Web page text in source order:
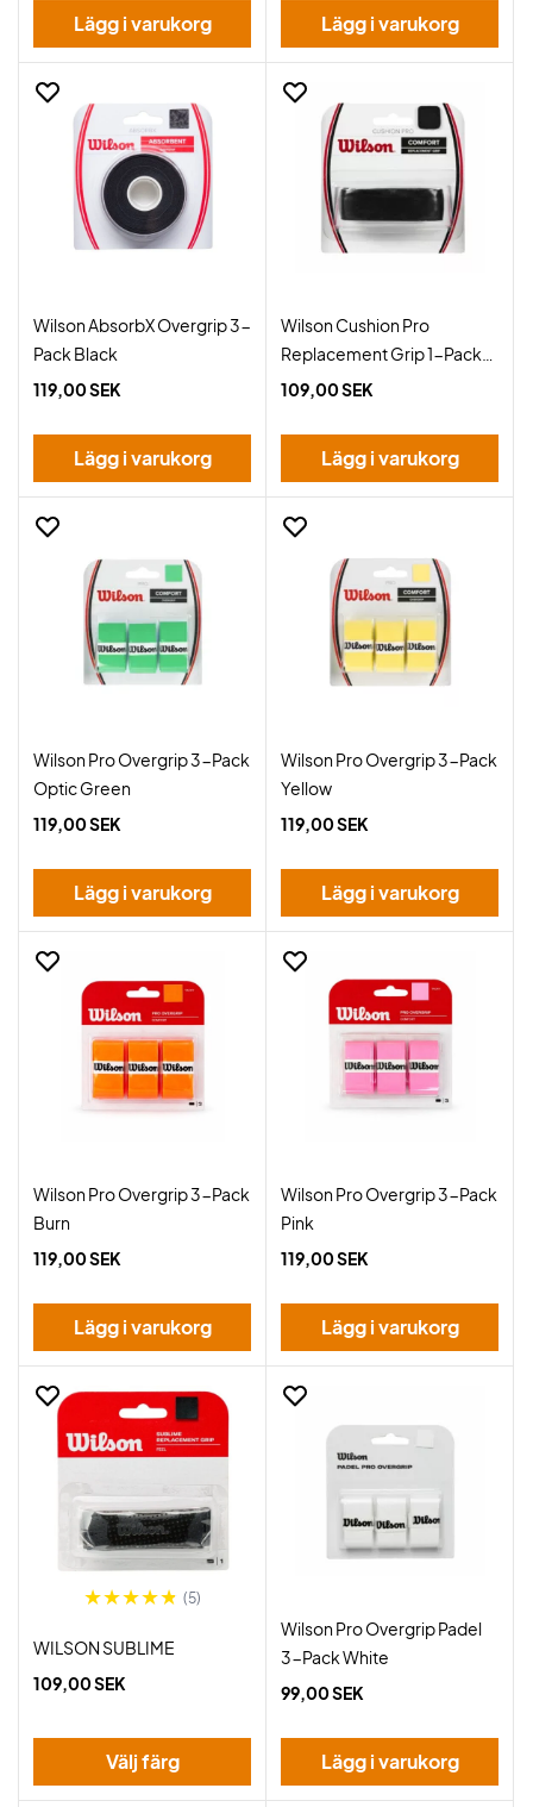
Lägg i varukorg Lägg i varukorg
Wilson AbsorbX Overgrip 3-
Pack Black
119,00 SEK
Lägg i varukorg
Wilson Cushion Pro
Replacement Grip 1-Pack
Black
109,00 SEK
Lägg i varukorg
Wilson Pro Overgrip 3-Pack
Optic Green
119,00 SEK
Lägg i varukorg
Wilson Pro Overgrip 3-Pack
Yellow
119,00 SEK
Lägg i varukorg
Wilson Pro Overgrip 3-Pack
Burn
119,00 SEK
Lägg i varukorg
Wilson Pro Overgrip 3-Pack
Pink
119,00 SEK
Lägg i varukorg
(5)
WILSON SUBLIME
109,00 SEK
Välj färg
Wilson Pro Overgrip Padel
3-Pack White
99,00 SEK
Lägg i varukorg